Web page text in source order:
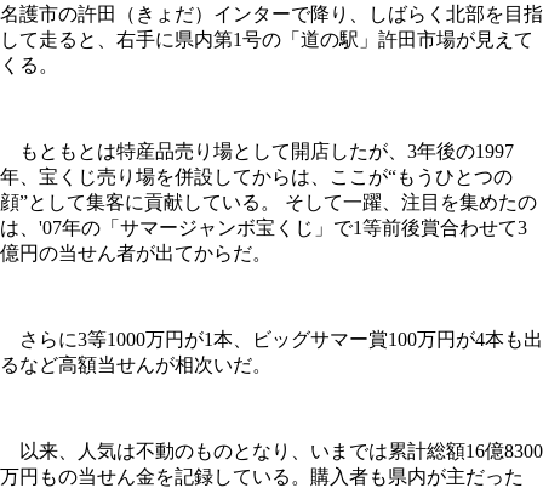
名護市の許田（きょだ）インターで降り、しばらく北部を目指
して走ると、右手に県内第1号の「道の駅」許田市場が見えて
くる。
もともとは特産品売り場として開店したが、3年後の1997
年、宝くじ売り場を併設してからは、ここが“もうひとつの
顔”として集客に貢献している。 そして一躍、注目を集めたの
は、'07年の「サマージャンボ宝くじ」で1等前後賞合わせて3
億円の当せん者が出てからだ。
さらに3等1000万円が1本、ビッグサマー賞100万円が4本も出
るなど高額当せんが相次いだ。
以来、人気は不動のものとなり、いまでは累計総額16億8300
万円もの当せん金を記録している。購入者も県内が主だった